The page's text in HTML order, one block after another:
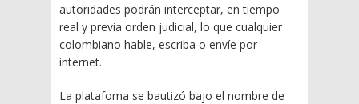
autoridades podrán interceptar, en tiempo
real y previa orden judicial, lo que cualquier
colombiano hable, escriba o envíe por
internet.
La platafoma se bautizó bajo el nombre de